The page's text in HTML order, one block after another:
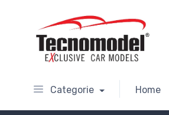
Categorie Home